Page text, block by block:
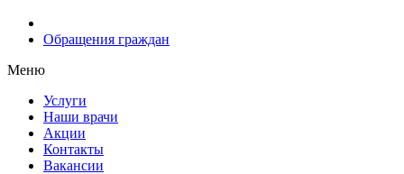
Обращения граждан
Меню
Услуги
Наши врачи
Акции
Контакты
Вакансии